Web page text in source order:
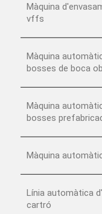
Màquina
vffs
Màquina
bosses de boca
Màquina
bosses
Màquina
Línia automàtica
cartró